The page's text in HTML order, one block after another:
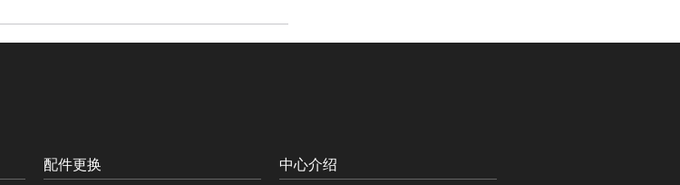
配件更换 中心介绍